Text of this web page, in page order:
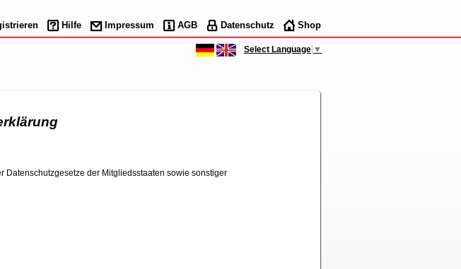
Hilfe Impressum AGB Datenschutz Shop
Select Language ▼
Datenschutzgesetze der Mitgliedsstaaten sowie sonstiger